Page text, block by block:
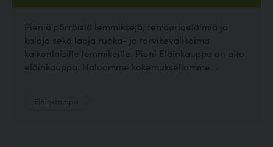
Pieniä pörröisiä lemmikkejä, terraarioeläimiä ja
kaloja sekä laaja ruoka- ja tarvikevalikoima
kaikenlaisille lemmikeille. Pieni Eläinkauppa on aito
eläinkauppa. Haluamme kokemuksellamme...